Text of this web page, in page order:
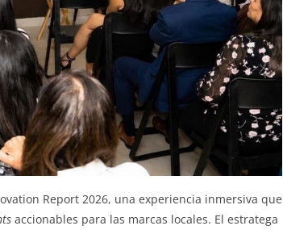
Report 2026, una experiencia inmersiva que
accionables para las marcas locales. El estratega